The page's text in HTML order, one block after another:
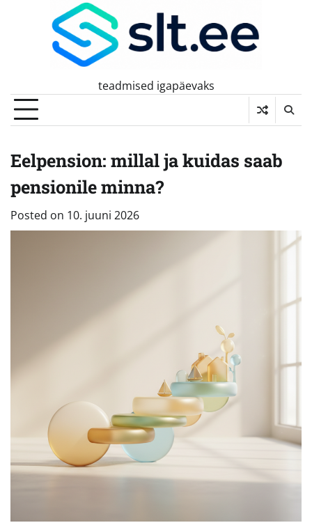
teadmised igapäevaks
Eelpension: millal ja kuidas saab
pensionile minna?
Posted on 10. juuni 2026